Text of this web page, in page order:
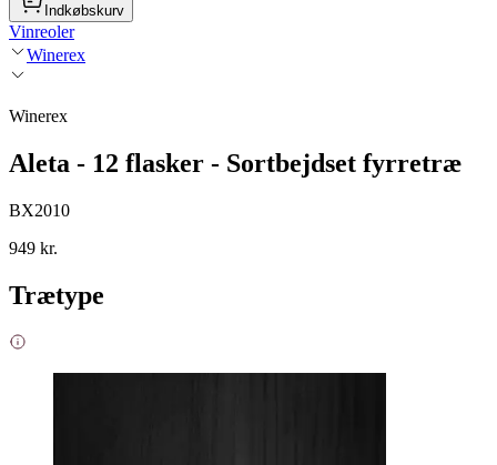
Indkøbskurv
Vinreoler
Winerex
Winerex
Aleta - 12 flasker - Sortbejdset fyrretræ
BX2010
949 kr.
Trætype